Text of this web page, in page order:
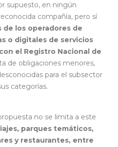
supuesto, en ningún
compañía, pero sí
de los operadores de
o digitales de servicios
el Registro Nacional de
de obligaciones menores,
para el subsector
categorías.
no se limita a este
parques temáticos,
y restaurantes, entre